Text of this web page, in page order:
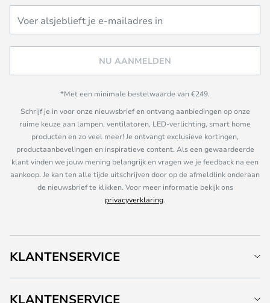
NU AANMELDEN
*Met een minimale bestelwaarde van €249.
Schrijf je in voor onze nieuwsbrief en ontvang aanbiedingen op onze
ruime keuze aan lampen, ventilatoren, LED-verlichting, smart home
producten en zo veel meer! Je ontvangt exclusieve kortingen,
productaanbevelingen en inspiratieve content. Als een gewaardeerde
klant vinden we jouw mening belangrijk en vragen we je feedback na een
aankoop. Je kan ten alle tijde uitschrijven door op de afmeldlink onderaan
de nieuwsbrief te klikken. Voor meer informatie bekijk ons
privacyverklaring.
KLANTENSERVICE
KLANTENSERVICE